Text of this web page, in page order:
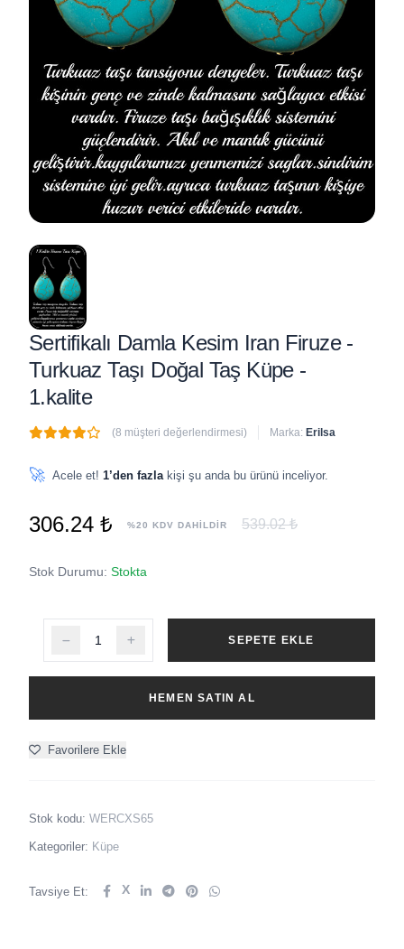
Sertifikalı Damla Kesim Iran Firuze -
Turkuaz Taşı Doğal Taş Küpe -
1.kalite
(8 müşteri değerlendirmesi) Marka: Erilsa
🚀 Acele et! 1’den fazla kişi şu anda bu ürünü inceliyor.
306.24 ₺ %20 KDV DAHİLDİR 539.02 ₺
Stok Durumu: Stokta
SEPETE EKLE
HEMEN SATIN AL
Favorilere Ekle
Stok kodu: WERCXS65
Kategoriler: Küpe
Tavsiye Et: X